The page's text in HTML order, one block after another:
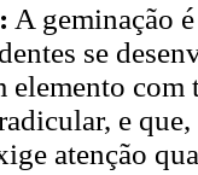
A geminação
se
elemento
e
atenção